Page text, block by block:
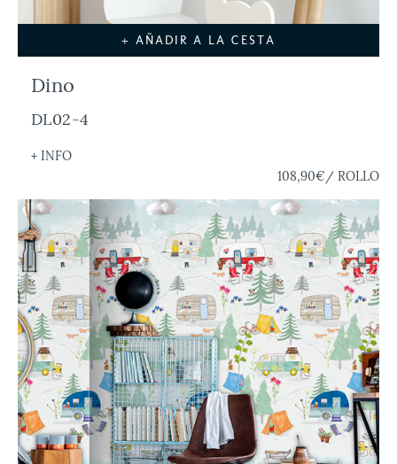
+ AÑADIR A LA CESTA
Dino
DL02-4
+ INFO
108,90€/ ROLLO